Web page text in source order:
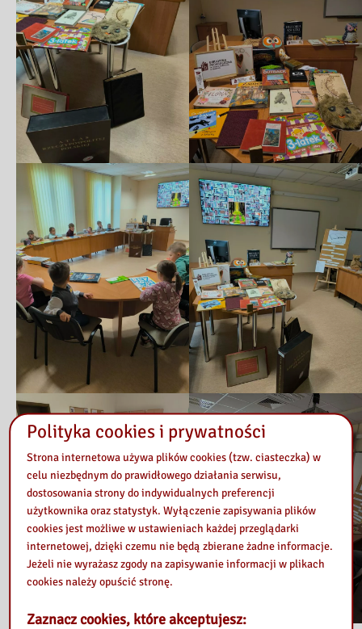
Polityka cookies i prywatności
Strona internetowa używa plików cookies (tzw. ciasteczka) w
celu niezbędnym do prawidłowego działania serwisu,
dostosowania strony do indywidualnych preferencji
użytkownika oraz statystyk. Wyłączenie zapisywania plików
cookies jest możliwe w ustawieniach każdej przeglądarki
internetowej, dzięki czemu nie będą zbierane żadne informacje.
Jeżeli nie wyrażasz zgody na zapisywanie informacji w plikach
cookies należy opuścić stronę.
Zaznacz cookies, które akceptujesz: